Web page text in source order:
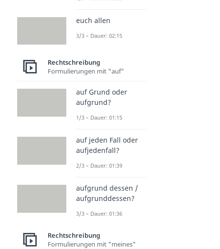
euch allen
3/3 – Dauer: 02:15
Rechtschreibung
Formulierungen mit "auf"
auf Grund oder
aufgrund?
1/3 – Dauer: 01:15
auf jeden Fall oder
aufjedenfall?
2/3 – Dauer: 01:39
aufgrund dessen /
aufgrunddessen?
3/3 – Dauer: 01:36
Rechtschreibung
Formulierungen mit "meines"